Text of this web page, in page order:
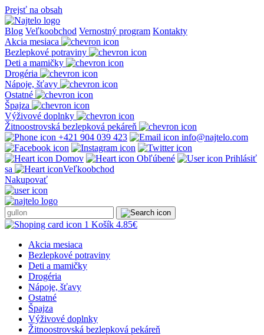
Prejsť na obsah
Blog Veľkoobchod Vernostný program Kontakty
Akcia mesiaca
Bezlepkové potraviny
Deti a mamičky
Drogéria
Nápoje, šťavy
Ostatné
Špajza
Výživové doplnky
Žitnoostrovská bezlepková pekáreň
+421 904 039 423
info@najtelo.com
Domov Obľúbené
Prihlásiť
sa
Veľkoobchod
Nakupovať
1 Košík 4.85€
Akcia mesiaca
Bezlepkové potraviny
Deti a mamičky
Drogéria
Nápoje, šťavy
Ostatné
Špajza
Výživové doplnky
Žitnoostrovská bezlepková pekáreň